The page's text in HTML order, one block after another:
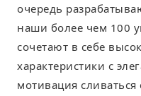
очередь
наши более чем 100
сочетают в себе
характеристики с
мотивация сливаться